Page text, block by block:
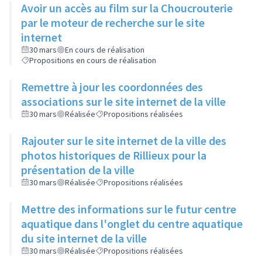
Avoir un accès au film sur la Choucrouterie
par le moteur de recherche sur le site
internet
30 mars
En cours de réalisation
Propositions en cours de réalisation
Remettre à jour les coordonnées des
associations sur le site internet de la ville
30 mars Réalisée Propositions réalisées
Rajouter sur le site internet de la ville des
photos historiques de Rillieux pour la
présentation de la ville
30 mars Réalisée Propositions réalisées
Mettre des informations sur le futur centre
aquatique dans l'onglet du centre aquatique
du site internet de la ville
30 mars Réalisée Propositions réalisées